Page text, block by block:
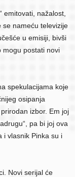
emitovati, nažalost,
se nameću televizije
u emisiji, bivši
mogu postati novi
spekulacijama koje
osipanja
izbor. Em joj
pa bi joj ova
i vlasnik Pinka su i
Novi serijal će